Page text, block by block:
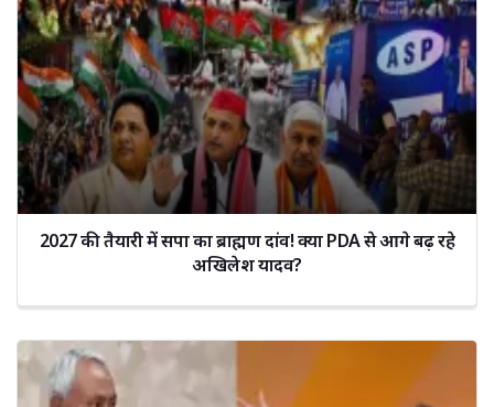
2027 की तैयारी में सपा का ब्राह्मण दांव! क्या PDA से आगे बढ़ रहे
अखिलेश यादव?